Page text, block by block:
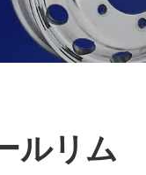
ルリム